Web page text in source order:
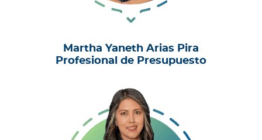
Martha Yaneth Arias Pira
Profesional de Presupuesto